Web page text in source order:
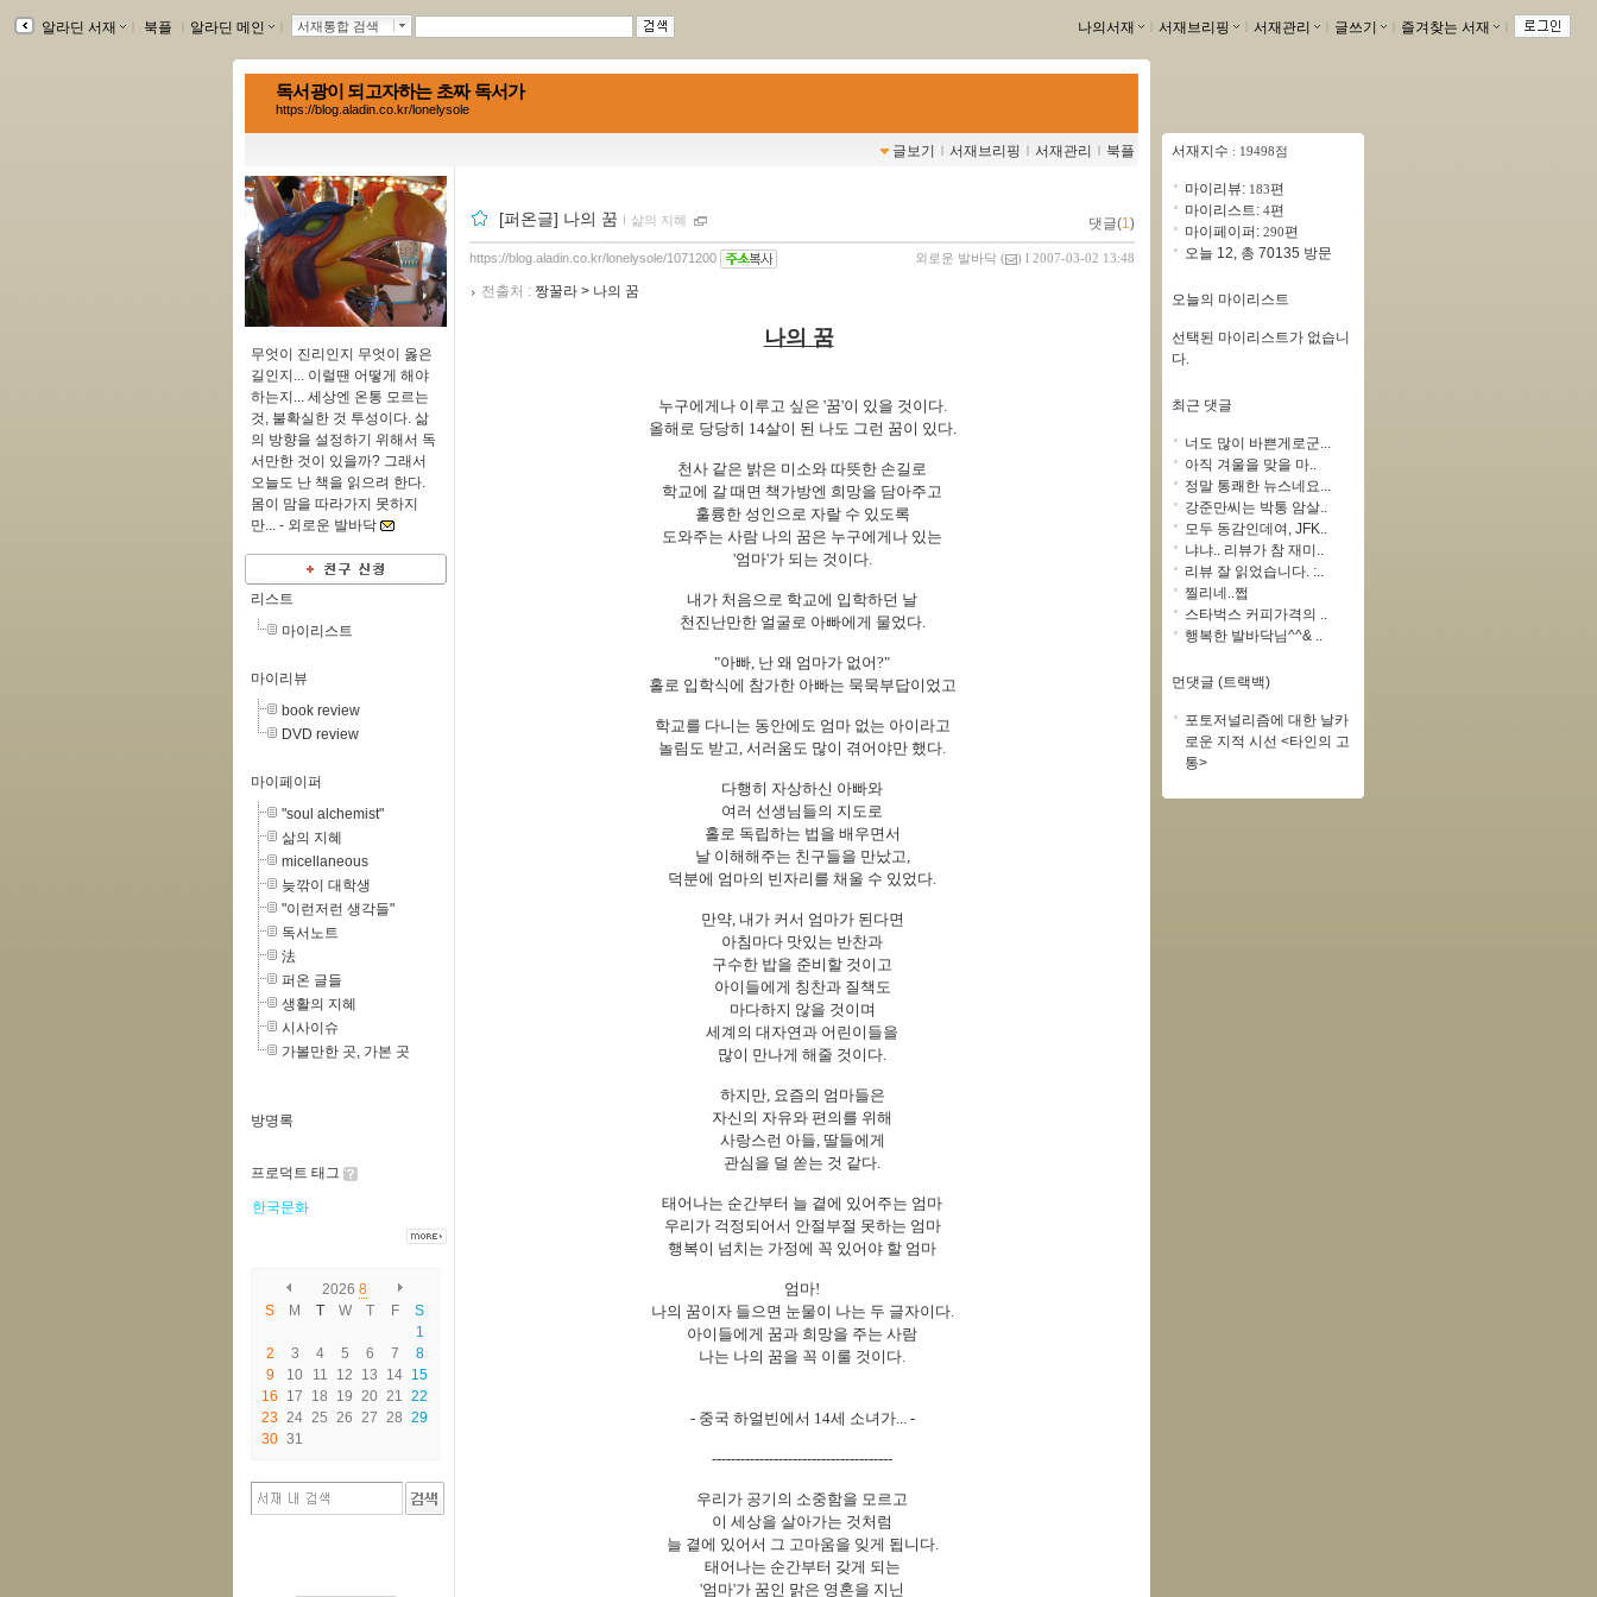
알라딘 서재 북플 알라딘 메인 서재통합 검색 나의서재 서재브리핑 서재관리 글쓰기 즐겨찾는 서재
독서광이 되고자하는 초짜 독서가
https://blog.aladin.co.kr/lonelysole
글보기 ｌ 서재브리핑 ｌ 서재관리 ｌ 북플
무엇이 진리인지 무엇이 옳은
길인지... 이럴땐 어떻게 해야
하는지... 세상엔 온통 모르는
것, 불확실한 것 투성이다. 삶
의 방향을 설정하기 위해서 독
서만한 것이 있을까? 그래서
오늘도 난 책을 읽으려 한다.
몸이 맘을 따라가지 못하지
만... - 외로운 발바닥
리스트
마이리스트
마이리뷰
book review
DVD review
마이페이퍼
"soul alchemist"
삶의 지혜
micellaneous
늦깎이 대학생
"이런저런 생각들"
독서노트
法
퍼온 글들
생활의 지혜
시사이슈
가볼만한 곳, 가본 곳
방명록
프로덕트 태그
한국문화
2026 8
S
M T W T F
S
1
2
3 4 5 6 7
8
9
10 11 12 13 14 15
16
17 18 19 20 21 22
23 24 25 26 27 28 29
30 31
[퍼온글] 나의 꿈 ｌ 삶의 지혜 댓글(1)
외로운 발바닥 ( ) l 2007-03-02 13:48
https://blog.aladin.co.kr/lonelysole/1071200
전출처 : 짱꿀라 > 나의 꿈
나의 꿈
누구에게나 이루고 싶은 '꿈'이 있을 것이다.
올해로 당당히 14살이 된 나도 그런 꿈이 있다.
천사 같은 밝은 미소와 따뜻한 손길로
학교에 갈 때면 책가방엔 희망을 담아주고
훌륭한 성인으로 자랄 수 있도록
도와주는 사람 나의 꿈은 누구에게나 있는
'엄마'가 되는 것이다.
내가 처음으로 학교에 입학하던 날
천진난만한 얼굴로 아빠에게 물었다.
"아빠, 난 왜 엄마가 없어?"
홀로 입학식에 참가한 아빠는 묵묵부답이었고
학교를 다니는 동안에도 엄마 없는 아이라고
놀림도 받고, 서러움도 많이 겪어야만 했다.
다행히 자상하신 아빠와
여러 선생님들의 지도로
홀로 독립하는 법을 배우면서
날 이해해주는 친구들을 만났고,
덕분에 엄마의 빈자리를 채울 수 있었다.
만약, 내가 커서 엄마가 된다면
아침마다 맛있는 반찬과
구수한 밥을 준비할 것이고
아이들에게 칭찬과 질책도
마다하지 않을 것이며
세계의 대자연과 어린이들을
많이 만나게 해줄 것이다.
하지만, 요즘의 엄마들은
자신의 자유와 편의를 위해
사랑스런 아들, 딸들에게
관심을 덜 쏟는 것 같다.
태어나는 순간부터 늘 곁에 있어주는 엄마
우리가 걱정되어서 안절부절 못하는 엄마
행복이 넘치는 가정에 꼭 있어야 할 엄마
엄마!
나의 꿈이자 들으면 눈물이 나는 두 글자이다.
아이들에게 꿈과 희망을 주는 사람
나는 나의 꿈을 꼭 이룰 것이다.
- 중국 하얼빈에서 14세 소녀가... -
--------------------------------------
우리가 공기의 소중함을 모르고
이 세상을 살아가는 것처럼
늘 곁에 있어서 그 고마움을 잊게 됩니다.
태어나는 순간부터 갖게 되는
'엄마'가 꿈인 맑은 영혼을 지닌
서재지수 : 19498점
마이리뷰: 183편
마이리스트: 4편
마이페이퍼: 290편
오늘 12, 총 70135 방문
오늘의 마이리스트
선택된 마이리스트가 없습니
다.
최근 댓글
너도 많이 바쁜게로군...
아직 겨울을 맞을 마..
정말 통쾌한 뉴스네요...
강준만씨는 박통 암살..
모두 동감인데여, JFK..
냐냐.. 리뷰가 참 재미..
리뷰 잘 읽었습니다. :..
찔리네..쩝
스타벅스 커피가격의 ..
행복한 발바닥님^^& ..
먼댓글 (트랙백)
포토저널리즘에 대한 날카
로운 지적 시선 <타인의 고
통>